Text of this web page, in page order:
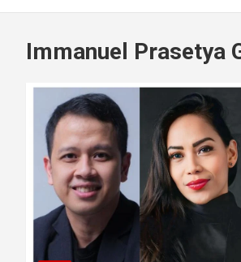
Immanuel Prasetya